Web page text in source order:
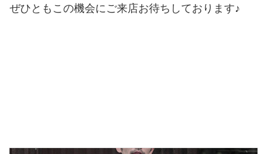
ぜひともこの機会にご来店お待ちしております♪